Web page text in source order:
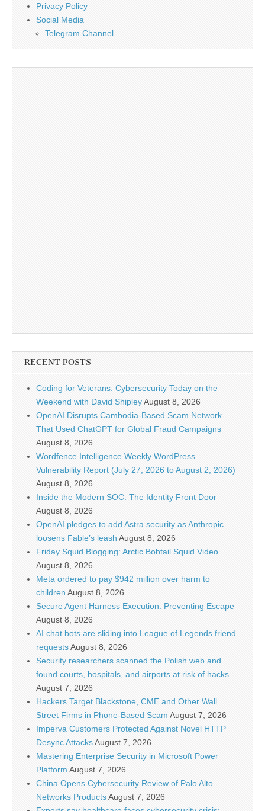
Privacy Policy
Social Media
Telegram Channel
RECENT POSTS
Coding for Veterans: Cybersecurity Today on the
Weekend with David ShipleyAugust 8, 2026
OpenAI Disrupts Cambodia-Based Scam Network
That Used ChatGPT for Global Fraud Campaigns
August 8, 2026
Wordfence Intelligence Weekly WordPress
Vulnerability Report (July 27, 2026 to August 2, 2026)
August 8, 2026
Inside the Modern SOC: The Identity Front Door
August 8, 2026
OpenAI pledges to add Astra security as Anthropic
loosens Fable’s leash August 8, 2026
Friday Squid Blogging: Arctic Bobtail Squid Video
August 8, 2026
Meta ordered to pay $942 million over harm to
children August 8, 2026
Secure Agent Harness Execution: Preventing Escape
August 8, 2026
AI chat bots are sliding into League of Legends friend
requestsAugust 8, 2026
Security researchers scanned the Polish web and
found courts, hospitals, and airports at risk of hacks
August 7, 2026
Hackers Target Blackstone, CME and Other Wall
Street Firms in Phone-Based Scam August 7, 2026
Imperva Customers Protected Against Novel HTTP
Desync AttacksAugust 7, 2026
Mastering Enterprise Security in Microsoft Power
Platform August 7, 2026
China Opens Cybersecurity Review of Palo Alto
Networks ProductsAugust 7, 2026